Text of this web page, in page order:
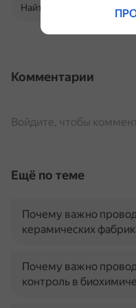
Найти в Поиске
Комментарии
Войдите, чтобы
Ещё по теме
Почему важно
керамических
Почему важно
контроль в